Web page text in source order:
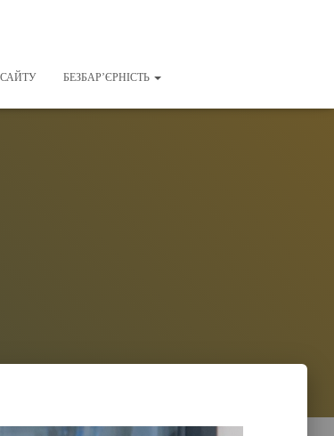
БЕЗБАР’ЄРНІСТЬ